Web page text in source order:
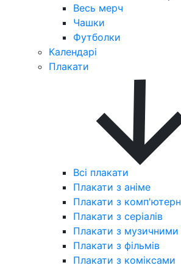
Весь мерч
Чашки
Футболки
Календарі
Плакати
Всі плакати
Плакати з аніме
Плакати з
Плакати з серіалів
Плакати з музичними
Плакати з фільмів
Плакати з коміксами